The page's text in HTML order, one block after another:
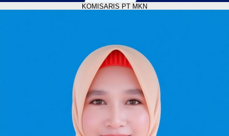
KOMISARIS PT MKN